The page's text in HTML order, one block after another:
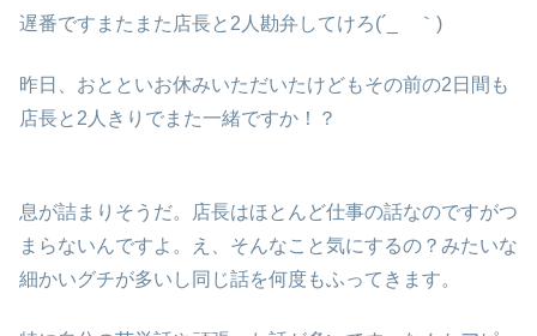
遅番ですまたまた店長と2人勘弁してけろ(´_ゝ｀)
昨日、おとといお休みいただいたけどもその前の2日間も
店長と2人きりでまた一緒ですか！？
息が詰まりそうだ。店長はほとんど仕事の話なのですがつ
まらないんですよ。え、そんなこと気にするの？みたいな
細かいグチが多いし同じ話を何度もふってきます。